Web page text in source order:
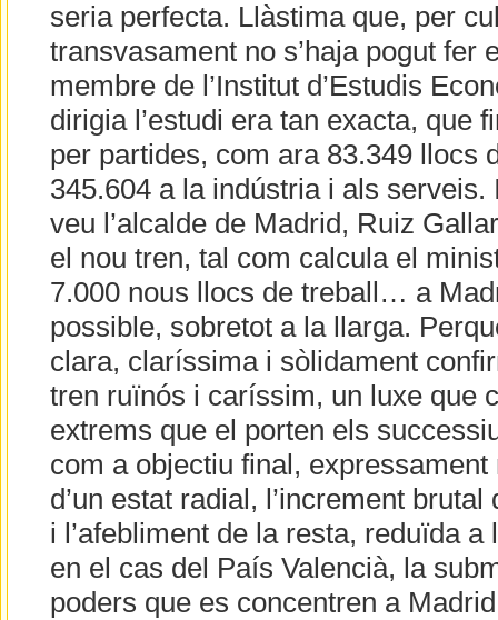
seria perfecta. Llàstima que, per
transvasament no s’haja pogut fer
membre de l’Institut d’Estudis
dirigia l’estudi era tan exacta, que
per partides, com ara 83.349 llocs
345.604 a la indústria i als serveis.
veu l’alcalde de Madrid, Ruiz
el nou tren, tal com calcula el
7.000 nous llocs de treball… a
possible, sobretot a la llarga.
clara, claríssima i sòlidament
tren ruïnós i caríssim, un luxe que
extrems que el porten els
com a objectiu final,
d’un estat radial, l’increment
i l’afebliment de la resta, reduïda
en el cas del País Valencià, la
poders que es concentren a